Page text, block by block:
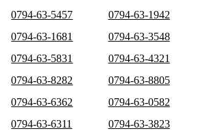
0794-63-5457
0794-63-1942
0794-63-1681
0794-63-3548
0794-63-5831
0794-63-4321
0794-63-8282
0794-63-8805
0794-63-6362
0794-63-0582
0794-63-6311
0794-63-3823